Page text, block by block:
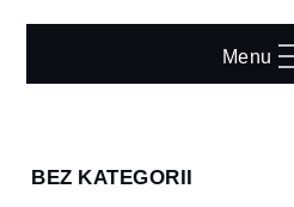
Menu
Home
BEZ KATEGORII